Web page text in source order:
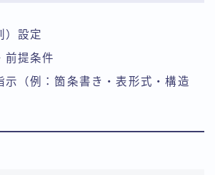
）設定
前提条件
示（例：箇条書き・表形式・構造